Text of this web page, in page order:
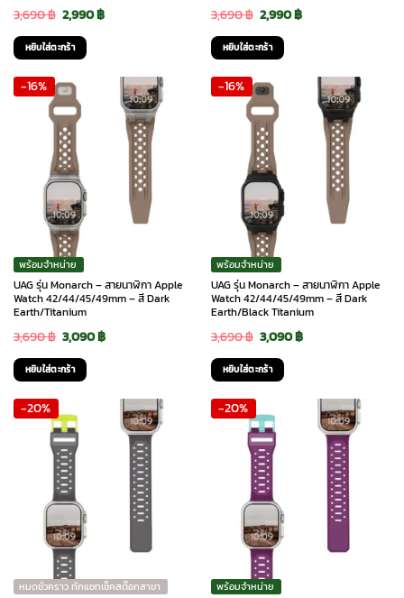
3,690฿ Original
price
was:
3,690 ฿.
2,990฿Current
2,990 ฿.
หยิบใส่ตะกร้า
3,690฿ Original
price
was:
3,690 ฿.
2,990฿Current
2,990 ฿.
หยิบใส่ตะกร้า
-16%
พร้อมจำหน่าย
UAG รุ่น Monarch – สายนาฬิกา Apple
Watch 42/44/45/49mm – สี Dark
Earth/Titanium
3,690฿ Original
price
was:
3,690 ฿.
3,090฿Current
3,090 ฿.
หยิบใส่ตะกร้า
-16%
พร้อมจำหน่าย
UAG รุ่น Monarch – สายนาฬิกา Apple
Watch 42/44/45/49mm – สี Dark
Earth/Black Titanium
3,690฿ Original
price
was:
3,690 ฿.
3,090฿Current
3,090 ฿.
หยิบใส่ตะกร้า
-20%
หมดชั่วคราว ทักแชทเช็คสต๊อกสาขา
-20%
พร้อมจำหน่าย